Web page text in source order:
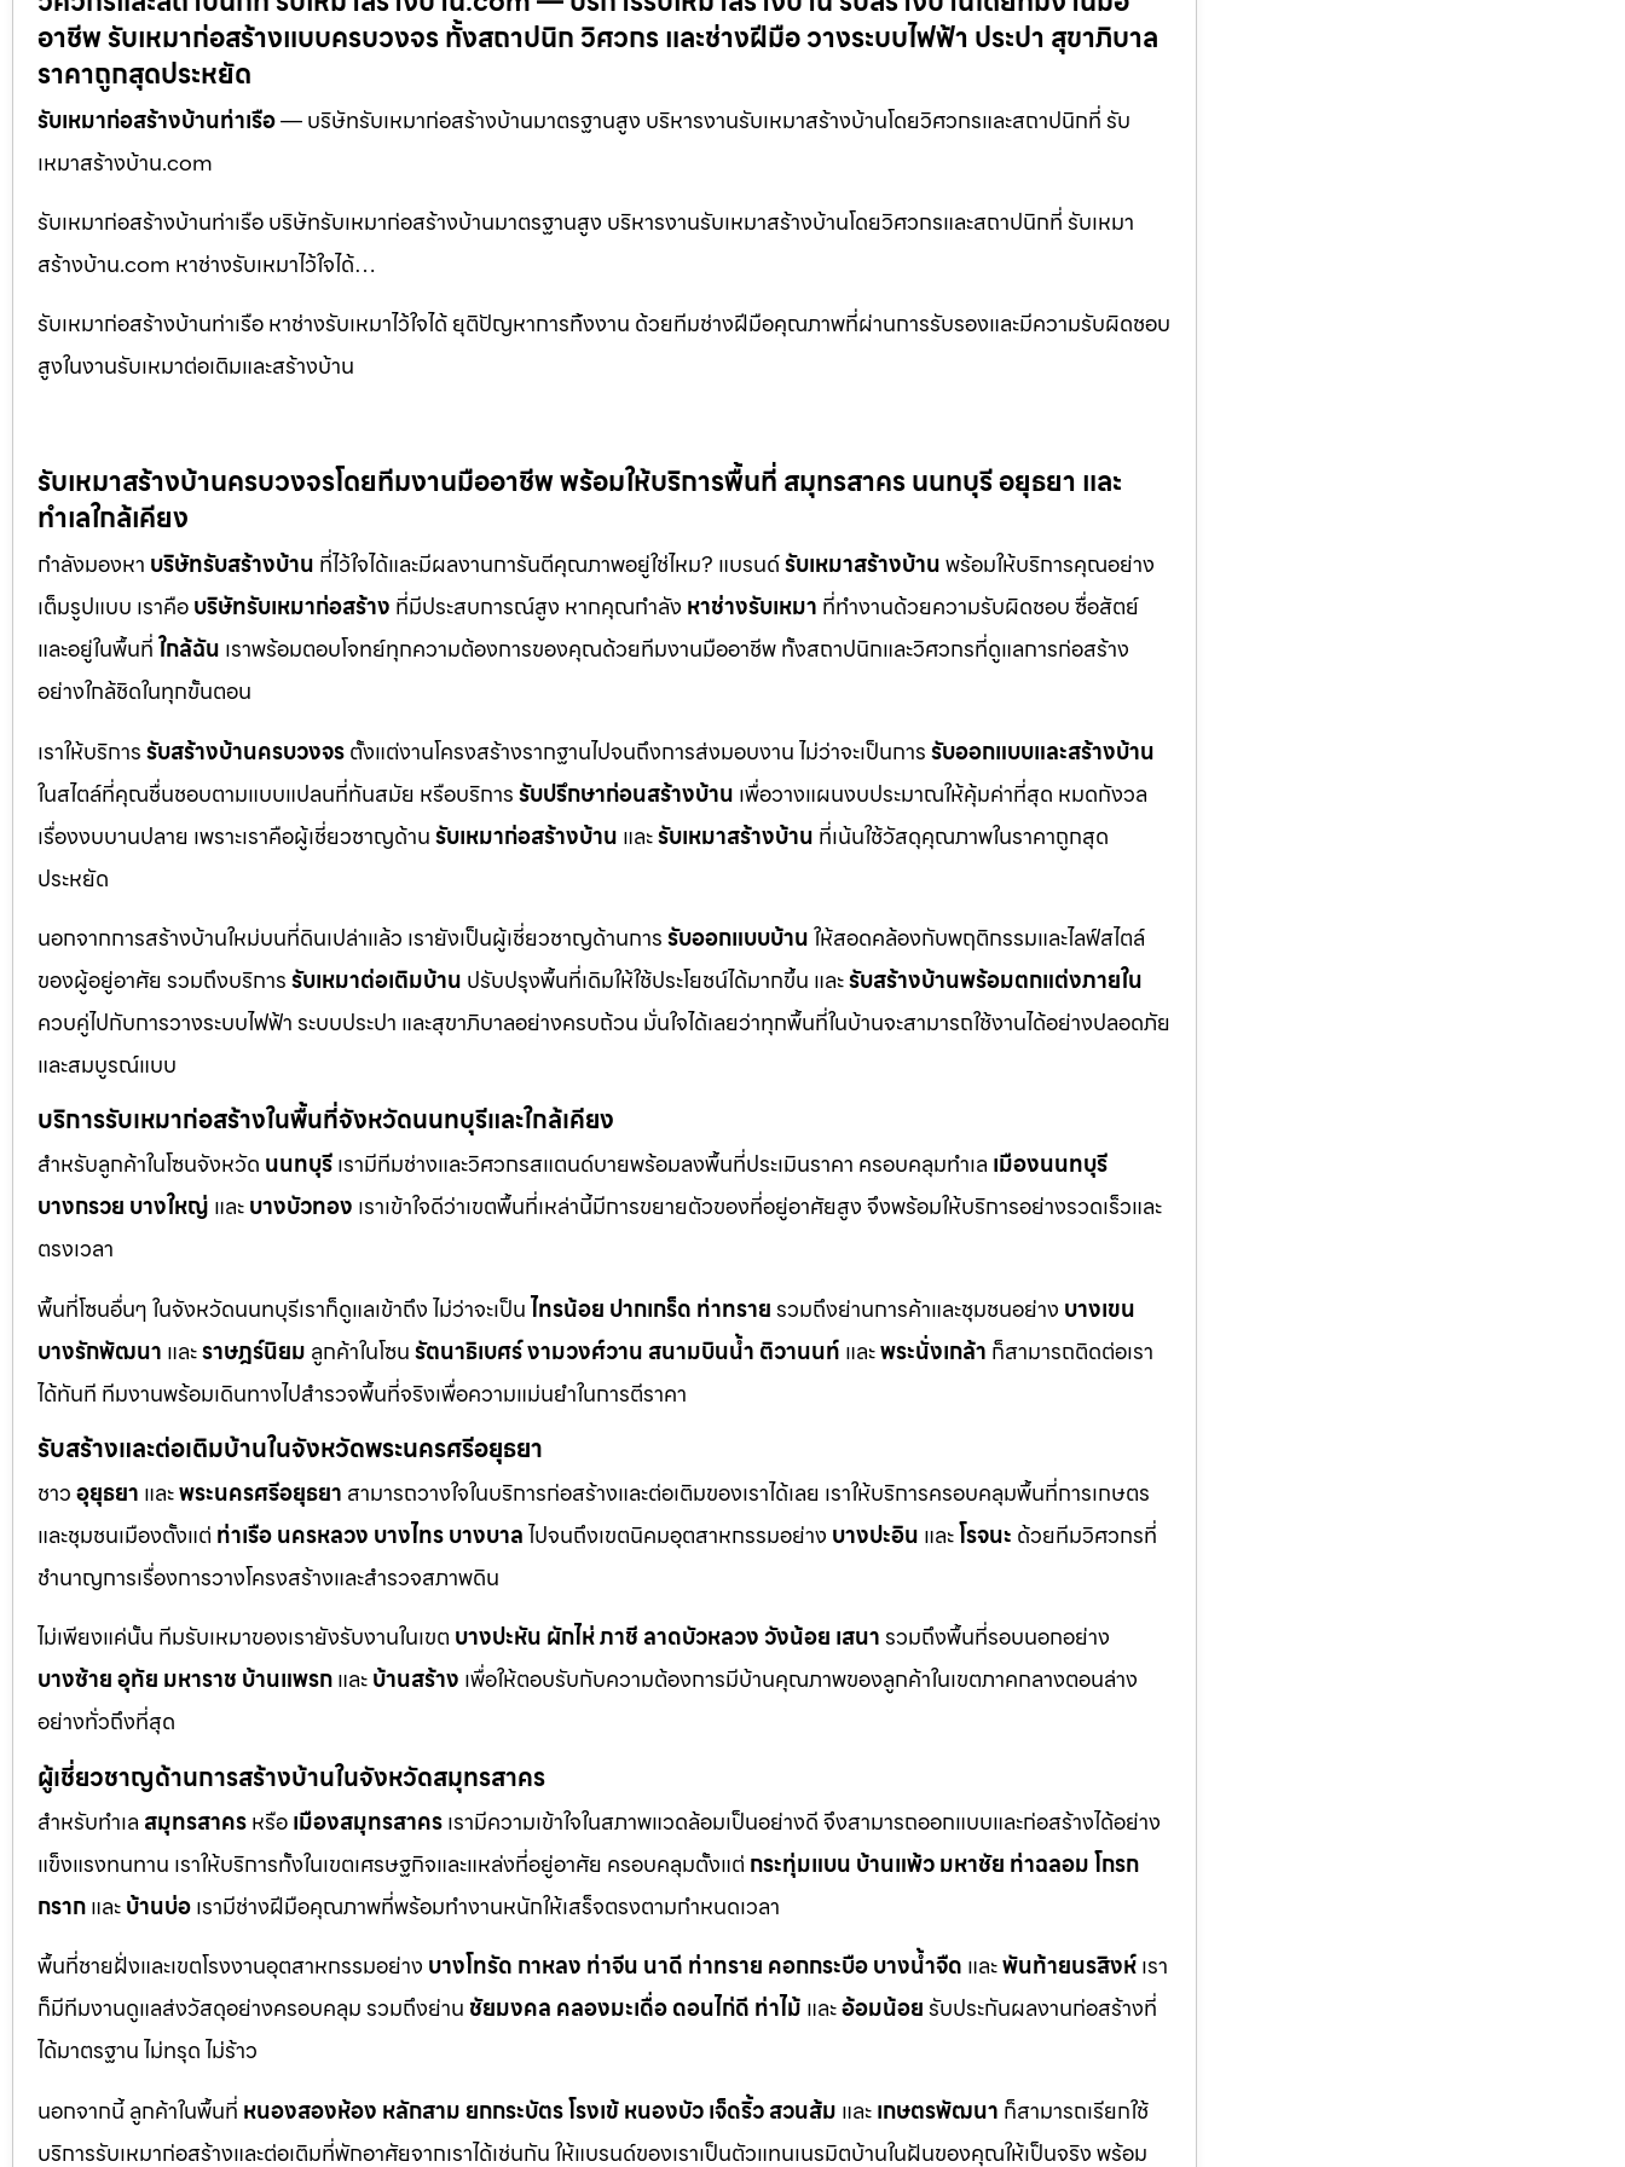
อาชีพ รับเหมาก่อสร้างแบบครบวงจร ทั้งสถาปนิก วิศวกร และช่างฝีมือ วางระบบไฟฟ้า ประปา สุขาภิบาล
ราคาถูกสุดประหยัด
รับเหมาก่อสร้างบ้านท่าเรือ— บริษัทรับเหมาก่อสร้างบ้านมาตรฐานสูง บริหารงานรับเหมาสร้างบ้านโดยวิศวกรและสถาปนิกที่ รับ
เหมาสร้างบ้าน.com
รับเหมาก่อสร้างบ้านท่าเรือ บริษัทรับเหมาก่อสร้างบ้านมาตรฐานสูง บริหารงานรับเหมาสร้างบ้านโดยวิศวกรและสถาปนิกที่ รับเหมา
สร้างบ้าน.com หาช่างรับเหมาไว้ใจได้…
รับเหมาก่อสร้างบ้านท่าเรือ หาช่างรับเหมาไว้ใจได้ ยุติปัญหาการทิ้งงาน ด้วยทีมช่างฝีมือคุณภาพที่ผ่านการรับรองและมีความรับผิดชอบ
สูงในงานรับเหมาต่อเติมและสร้างบ้าน
รับเหมาสร้างบ้านครบวงจรโดยทีมงานมืออาชีพ พร้อมให้บริการพื้นที่ สมุทรสาคร นนทบุรี อยุธยา และ
ทำเลใกล้เคียง
กำลังมองหา บริษัทรับสร้างบ้าน ที่ไว้ใจได้และมีผลงานการันตีคุณภาพอยู่ใช่ไหม? แบรนด์รับเหมาสร้างบ้านพร้อมให้บริการคุณอย่าง
เต็มรูปแบบ เราคือบริษัทรับเหมาก่อสร้าง ที่มีประสบการณ์สูง หากคุณกำลัง หาช่างรับเหมา ที่ทำงานด้วยความรับผิดชอบ ซื่อสัตย์
และอยู่ในพื้นที่ใกล้ฉัน เราพร้อมตอบโจทย์ทุกความต้องการของคุณด้วยทีมงานมืออาชีพ ทั้งสถาปนิกและวิศวกรที่ดูแลการก่อสร้าง
อย่างใกล้ชิดในทุกขั้นตอน
เราให้บริการรับสร้างบ้านครบวงจรตั้งแต่งานโครงสร้างรากฐานไปจนถึงการส่งมอบงาน ไม่ว่าจะเป็นการรับออกแบบและสร้างบ้าน
ในสไตล์ที่คุณชื่นชอบตามแบบแปลนที่ทันสมัย หรือบริการรับปรึกษาก่อนสร้างบ้าน เพื่อวางแผนงบประมาณให้คุ้มค่าที่สุด หมดกังวล
เรื่องงบบานปลาย เพราะเราคือผู้เชี่ยวชาญด้านรับเหมาก่อสร้างบ้าน และรับเหมาสร้างบ้าน ที่เน้นใช้วัสดุคุณภาพในราคาถูกสุด
ประหยัด
นอกจากการสร้างบ้านใหม่บนที่ดินเปล่าแล้ว เรายังเป็นผู้เชี่ยวชาญด้านการรับออกแบบบ้านให้สอดคล้องกับพฤติกรรมและไลฟ์สไตล์
ของผู้อยู่อาศัย รวมถึงบริการรับเหมาต่อเติมบ้าน ปรับปรุงพื้นที่เดิมให้ใช้ประโยชน์ได้มากขึ้น และรับสร้างบ้านพร้อมตกแต่งภายใน
ควบคู่ไปกับการวางระบบไฟฟ้า ระบบประปา และสุขาภิบาลอย่างครบถ้วน มั่นใจได้เลยว่าทุกพื้นที่ในบ้านจะสามารถใช้งานได้อย่างปลอดภัย
และสมบูรณ์แบบ
บริการรับเหมาก่อสร้างในพื้นที่จังหวัดนนทบุรีและใกล้เคียง
สำหรับลูกค้าในโซนจังหวัด นนทบุรีเรามีทีมช่างและวิศวกรสแตนด์บายพร้อมลงพื้นที่ประเมินราคา ครอบคลุมทำเล เมืองนนทบุรี
บางกรวย บางใหญ่ และบางบัวทอง เราเข้าใจดีว่าเขตพื้นที่เหล่านี้มีการขยายตัวของที่อยู่อาศัยสูง จึงพร้อมให้บริการอย่างรวดเร็วและ
ตรงเวลา
พื้นที่โซนอื่นๆ ในจังหวัดนนทบุรีเราก็ดูแลเข้าถึง ไม่ว่าจะเป็นไทรน้อย ปากเกร็ด ท่าทรายรวมถึงย่านการค้าและชุมชนอย่าง บางเขน
บางรักพัฒนา และราษฎร์นิยม ลูกค้าในโซนรัตนาธิเบศร์งามวงศ์วาน สนามบินน้ำ ติวานนท์ และพระนั่งเกล้า ก็สามารถติดต่อเรา
ได้ทันที ทีมงานพร้อมเดินทางไปสำรวจพื้นที่จริงเพื่อความแม่นยำในการตีราคา
รับสร้างและต่อเติมบ้านในจังหวัดพระนครศรีอยุธยา
ชาวอุยุธยา และพระนครศรีอยุธยา สามารถวางใจในบริการก่อสร้างและต่อเติมของเราได้เลย เราให้บริการครอบคลุมพื้นที่การเกษตร
และชุมชนเมืองตั้งแต่ ท่าเรือนครหลวง บางไทรบางบาลไปจนถึงเขตนิคมอุตสาหกรรมอย่าง บางปะอิน และโรจนะ ด้วยทีมวิศวกรที่
ชำนาญการเรื่องการวางโครงสร้างและสำรวจสภาพดิน
ไม่เพียงแค่นั้น ทีมรับเหมาของเรายังรับงานในเขต บางปะหัน ผักไห่ภาชี ลาดบัวหลวงวังน้อย เสนารวมถึงพื้นที่รอบนอกอย่าง
บางซ้ายอุทัย มหาราช บ้านแพรกและบ้านสร้าง เพื่อให้ตอบรับกับความต้องการมีบ้านคุณภาพของลูกค้าในเขตภาคกลางตอนล่าง
อย่างทั่วถึงที่สุด
ผู้เชี่ยวชาญด้านการสร้างบ้านในจังหวัดสมุทรสาคร
สำหรับทำเล สมุทรสาครหรือเมืองสมุทรสาครเรามีความเข้าใจในสภาพแวดล้อมเป็นอย่างดี จึงสามารถออกแบบและก่อสร้างได้อย่าง
แข็งแรงทนทาน เราให้บริการทั้งในเขตเศรษฐกิจและแหล่งที่อยู่อาศัย ครอบคลุมตั้งแต่ กระทุ่มแบน บ้านแพ้วมหาชัย ท่าฉลอมโกรก
กรากและบ้านบ่อเรามีช่างฝีมือคุณภาพที่พร้อมทำงานหนักให้เสร็จตรงตามกำหนดเวลา
พื้นที่ชายฝั่งและเขตโรงงานอุตสาหกรรมอย่าง บางโทรัด กาหลง ท่าจีน นาดี ท่าทราย คอกกระบือบางน้ำจืด และพันท้ายนรสิงห์เรา
ก็มีทีมงานดูแลส่งวัสดุอย่างครอบคลุม รวมถึงย่าน ชัยมงคล คลองมะเดื่อดอนไก่ดี ท่าไม้ และอ้อมน้อยรับประกันผลงานก่อสร้างที่
ได้มาตรฐาน ไม่ทรุด ไม่ร้าว
นอกจากนี้ ลูกค้าในพื้นที่ หนองสองห้อง หลักสาม ยกกระบัตรโรงเข้หนองบัวเจ็ดริ้วสวนส้ม และเกษตรพัฒนา ก็สามารถเรียกใช้
บริการรับเหมาก่อสร้างและต่อเติมที่พักอาศัยจากเราได้เช่นกัน ให้แบรนด์ของเราเป็นตัวแทนเนรมิตบ้านในฝันของคุณให้เป็นจริง พร้อม